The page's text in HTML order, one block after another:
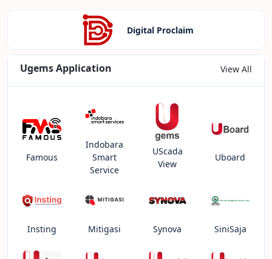
Digital Proclaim
Ugems Application View All
Famous
Indobara
Smart
Service
UScada
View
Uboard
Insting Mitigasi Synova SiniSaja